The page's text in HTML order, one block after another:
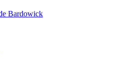
Bardowick